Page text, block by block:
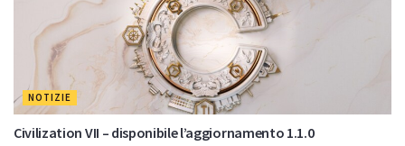
NOTIZIE
Civilization VII – disponibile l’aggiornamento 1.1.0